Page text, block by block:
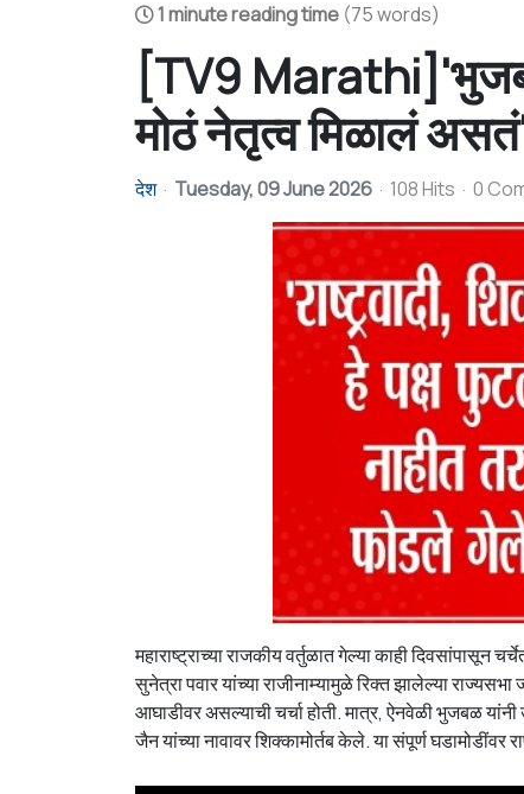
1 minute reading time (75 words)
[TV9
मोठं नेतृत्व मिळालं
देश Tuesday, 09 June 2026 108 Hits 0
महाराष्ट्राच्या राजकीय वर्तुळात गेल्या काही दिवसांपासून
सुनेत्रा पवार यांच्या राजीनाम्यामुळे रिक्त झालेल्या
आघाडीवर असल्याची चर्चा होती. मात्र, ऐनवेळी भुजबळ
जैन यांच्या नावावर शिक्कामोर्तब केले. या संपूर्ण घडामोडींवर